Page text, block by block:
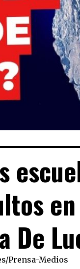
en
De
/Prensa-Medios